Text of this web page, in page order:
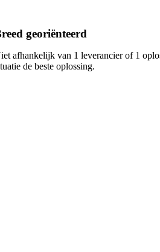
georiënteerd
afhankelijk van 1 leverancier of 1
de beste oplossing.